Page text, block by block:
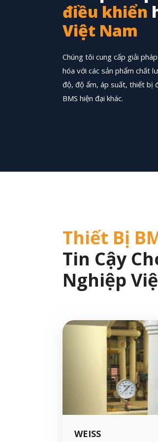
điều khiển
Việt Nam
Chúng tôi cung cấp giải
hóa với các sản phẩm chất
độ, độ ẩm, áp suất, thiết bị
BMS hiện đại khác.
Thiết Bị
Tin Cậy
Nghiệp
WEISS